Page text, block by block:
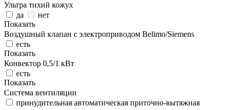
Ультра тихий кожух
да
нет
Показать
Воздушный клапан с электроприводом Belimo/Siemens
есть
Показать
Конвектор 0,5/1 кВт
есть
Показать
Система вентиляции
принудительная автоматическая приточно-вытяжная